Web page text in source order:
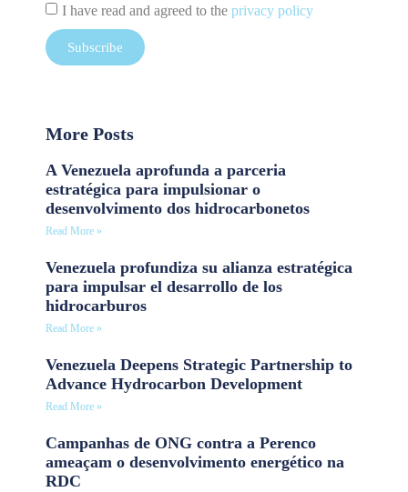
I have read and agreed to the privacy policy
Subscribe
More Posts
A Venezuela aprofunda a parceria
estratégica para impulsionar o
desenvolvimento dos hidrocarbonetos
Read More »
Venezuela profundiza su alianza estratégica
para impulsar el desarrollo de los
hidrocarburos
Read More »
Venezuela Deepens Strategic Partnership to
Advance Hydrocarbon Development
Read More »
Campanhas de ONG contra a Perenco
ameaçam o desenvolvimento energético na
RDC